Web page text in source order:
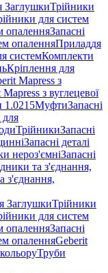
ЗаглушкиТрійники
для систем
опаленняЗапасні
опаленняПриладдя
системКомплекти
Кріплення для
Mapress з
з вуглецевої
1.0215МуфтиЗапасні
для
ТрійникиЗапасні
Запасні деталі
нероз'ємніЗапасні
та з'єднання,
з'єднання,
ЗаглушкиТрійники
для систем
опаленняЗапасні
опаленняGeberit
Труби